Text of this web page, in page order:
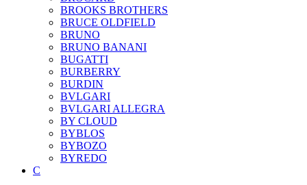
BROOKS BROTHERS
BRUCE OLDFIELD
BRUNO
BRUNO BANANI
BUGATTI
BURBERRY
BURDIN
BVLGARI
BVLGARI ALLEGRA
BY CLOUD
BYBLOS
BYBOZO
BYREDO
C